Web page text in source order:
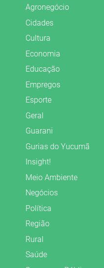
Agronegócio
Cidades
Cultura
Economia
Educação
Empregos
Esporte
Geral
Guarani
Gurias do Yucumã
Insight!
Meio Ambiente
Negócios
Política
Região
Rural
Saúde